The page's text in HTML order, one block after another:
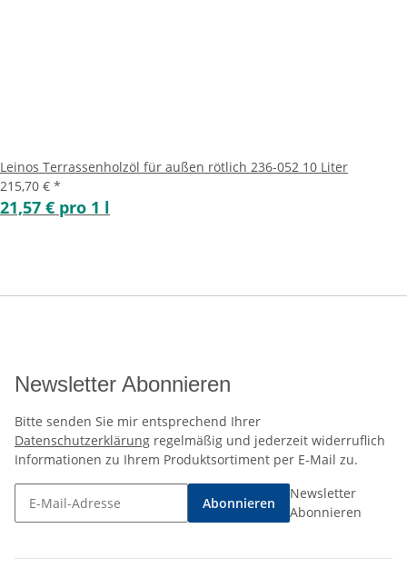
Leinos Terrassenholzöl für außen rötlich 236-052 10 Liter
215,70 € *
21,57 € pro 1 l
Newsletter Abonnieren
Bitte senden Sie mir entsprechend Ihrer
Datenschutzerklärung regelmäßig und jederzeit widerruflich
Informationen zu Ihrem Produktsortiment per E-Mail zu.
Abonnieren
Newsletter
Abonnieren